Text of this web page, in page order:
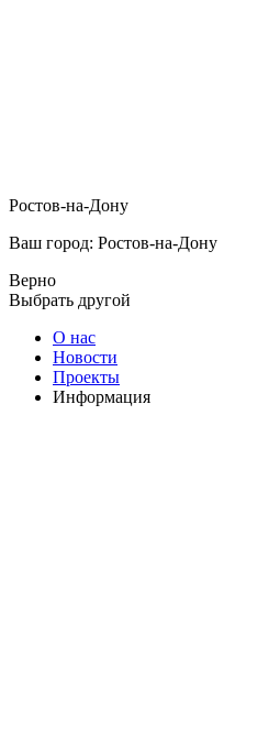
Ростов-на-Дону
Ваш город: Ростов-на-Дону
Верно
Выбрать другой
О нас
Новости
Проекты
Информация